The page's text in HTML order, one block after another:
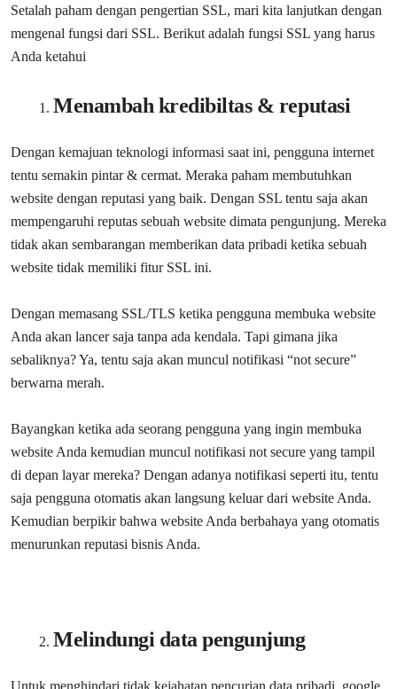
Setalah paham dengan pengertian SSL, mari kita lanjutkan dengan
mengenal fungsi dari SSL. Berikut adalah fungsi SSL yang harus
Anda ketahui
Menambah kredibiltas & reputasi
Dengan kemajuan teknologi informasi saat ini, pengguna internet
tentu semakin pintar & cermat. Meraka paham membutuhkan
website dengan reputasi yang baik. Dengan SSL tentu saja akan
mempengaruhi reputas sebuah website dimata pengunjung. Mereka
tidak akan sembarangan memberikan data pribadi ketika sebuah
website tidak memiliki fitur SSL ini.
Dengan memasang SSL/TLS ketika pengguna membuka website
Anda akan lancer saja tanpa ada kendala. Tapi gimana jika
sebaliknya? Ya, tentu saja akan muncul notifikasi “not secure”
berwarna merah.
Bayangkan ketika ada seorang pengguna yang ingin membuka
website Anda kemudian muncul notifikasi not secure yang tampil
di depan layar mereka? Dengan adanya notifikasi seperti itu, tentu
saja pengguna otomatis akan langsung keluar dari website Anda.
Kemudian berpikir bahwa website Anda berbahaya yang otomatis
menurunkan reputasi bisnis Anda.
Melindungi data pengunjung